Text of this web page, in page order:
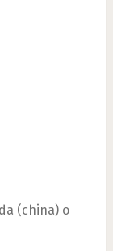
(china) o